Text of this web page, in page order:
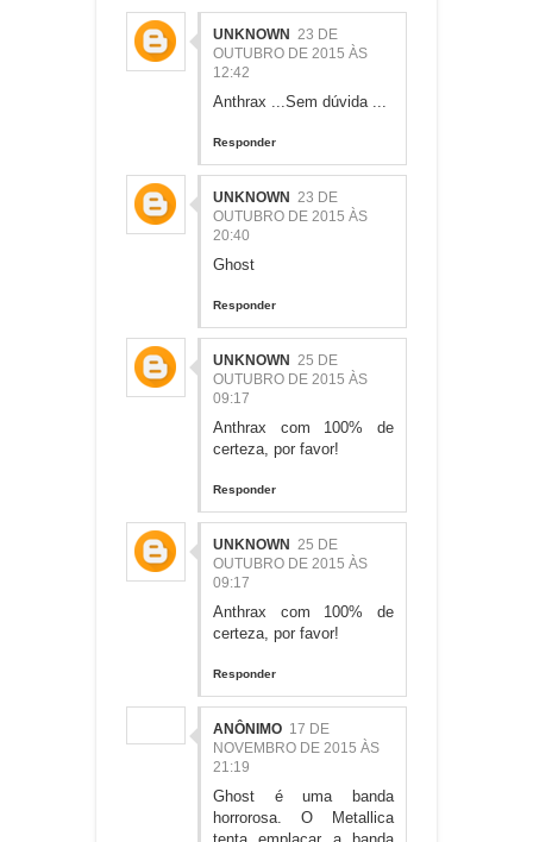
UNKNOWN 23 DE
OUTUBRO DE 2015 ÀS
12:42
Anthrax ...Sem dúvida ...
Responder
UNKNOWN 23 DE
OUTUBRO DE 2015 ÀS
20:40
Ghost
Responder
UNKNOWN 25 DE
OUTUBRO DE 2015 ÀS
09:17
Anthrax com 100% de
certeza, por favor!
Responder
UNKNOWN 25 DE
OUTUBRO DE 2015 ÀS
09:17
Anthrax com 100% de
certeza, por favor!
Responder
ANÔNIMO 17 DE
NOVEMBRO DE 2015 ÀS
21:19
Ghost é uma banda
horrorosa. O Metallica